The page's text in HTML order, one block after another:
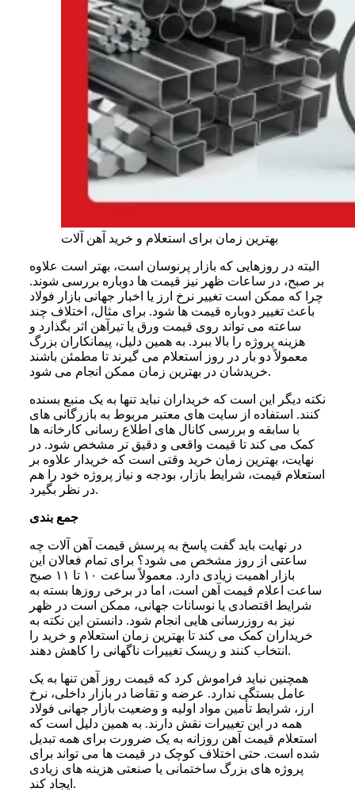
بهترین زمان برای استعلام و خرید آهن آلات
البته در روزهایی که بازار پرنوسان است، بهتر است علاوه
بر صبح، در ساعات ظهر نیز قیمت ها دوباره بررسی شوند.
چرا که ممکن است تغییر نرخ ارز یا اخبار جهانی بازار فولاد
باعث تغییر دوباره قیمت ها شود. برای مثال، اختلاف چند
ساعته می تواند روی قیمت ورق یا تیرآهن اثر بگذارد و
هزینه پروژه را بالا ببرد. به همین دلیل، پیمانکاران بزرگ
معمولاً دو بار در روز استعلام می گیرند تا مطمئن باشند
خریدشان در بهترین زمان ممکن انجام می شود.
نکته دیگر این است که خریداران نباید تنها به یک منبع بسنده
کنند. استفاده از سایت های معتبر مربوط به بازرگانی های
با سابقه و بررسی کانال های اطلاع رسانی کارخانه ها
کمک می کند تا قیمت واقعی و دقیق تر مشخص شود. در
نهایت، بهترین زمان خرید وقتی است که خریدار علاوه بر
استعلام قیمت، شرایط بازار، بودجه و نیاز پروژه خود را هم
در نظر بگیرد.
جمع بندی
در نهایت باید گفت پاسخ به پرسش قیمت آهن آلات چه
ساعتی از روز مشخص می شود؟ برای تمام فعالان این
بازار اهمیت زیادی دارد. معمولاً ساعت ۱۰ تا ۱۱ صبح
ساعت اعلام قیمت آهن است، اما در برخی روزها بسته به
شرایط اقتصادی یا نوسانات جهانی، ممکن است در ظهر
نیز به روزرسانی هایی انجام شود. دانستن این نکته به
خریداران کمک می کند تا بهترین زمان استعلام و خرید را
انتخاب کنند و ریسک تغییرات ناگهانی را کاهش دهند.
همچنین نباید فراموش کرد که قیمت روز آهن تنها به یک
عامل بستگی ندارد. عرضه و تقاضا در بازار داخلی، نرخ
ارز، شرایط تأمین مواد اولیه و وضعیت بازار جهانی فولاد
همه در این تغییرات نقش دارند. به همین دلیل است که
استعلام قیمت آهن روزانه به یک ضرورت برای همه تبدیل
شده است. حتی اختلاف کوچک در قیمت ها می تواند برای
پروژه های بزرگ ساختمانی یا صنعتی هزینه های زیادی
ایجاد کند.